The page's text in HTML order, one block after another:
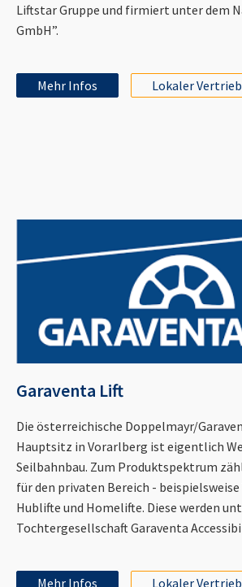
Liftstar Gruppe und firmiert unter dem
GmbH”.
Mehr Infos Lokaler
Garaventa Lift
Die österreichische Doppelmayr/
Hauptsitz in Vorarlberg ist eigentlich
Seilbahnbau. Zum Produktspektrum
für den privaten Bereich -
Hublifte und Homelifte. Diese werden
Tochtergesellschaft Garaventa
Mehr Infos Lokaler